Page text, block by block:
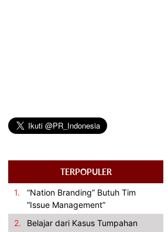
TERPOPULER
1.
“Nation Branding” Butuh Tim
“Issue Management”
2.
Belajar dari Kasus Tumpahan